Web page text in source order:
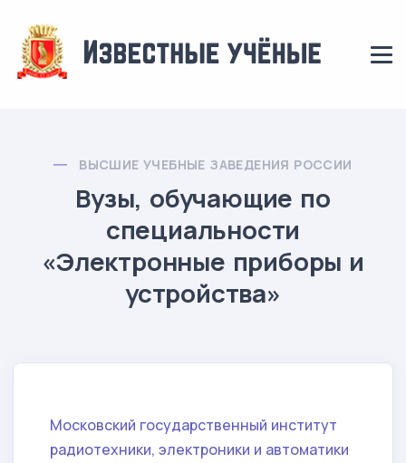
ВЫСШИЕ УЧЕБНЫЕ ЗАВЕДЕНИЯ РОССИИ
Вузы, обучающие по
специальности
«Электронные приборы и
устройства»
Московский государственный институт
радиотехники, электроники и автоматики